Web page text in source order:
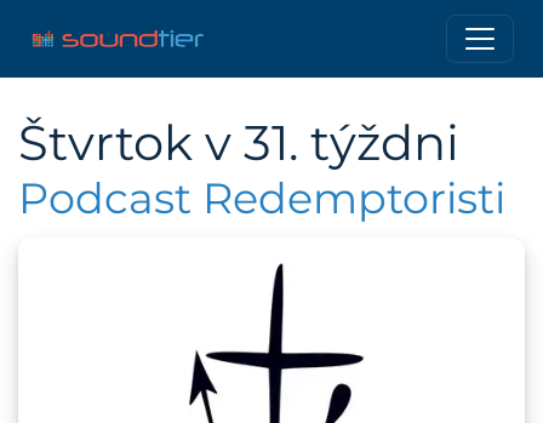
Štvrtok v 31. týždni
Podcast Redemptoristi